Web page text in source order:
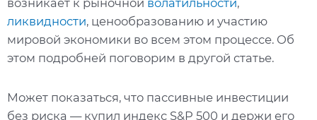
возникает к рыночной волатильности,
ликвидности, ценообразованию и участию
мировой экономики во всем этом процессе. Об
этом подробней поговорим в другой статье.
Может показаться, что пассивные инвестиции
без риска — купил индекс S&P 500 и держи его